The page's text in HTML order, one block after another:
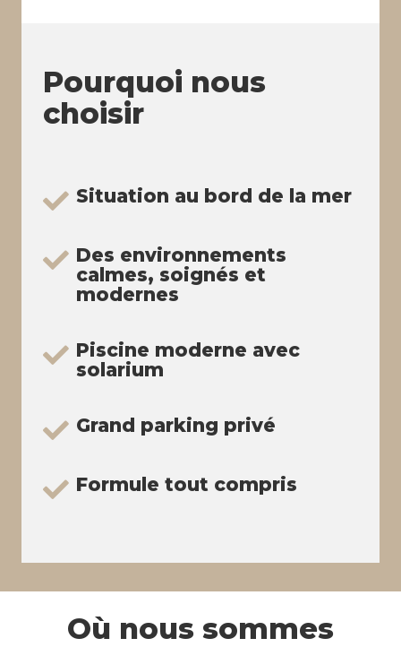
Pourquoi nous
choisir
Situation au bord de la mer
Des environnements
calmes, soignés et
modernes
Piscine moderne avec
solarium
Grand parking privé
Formule tout compris
Où nous sommes